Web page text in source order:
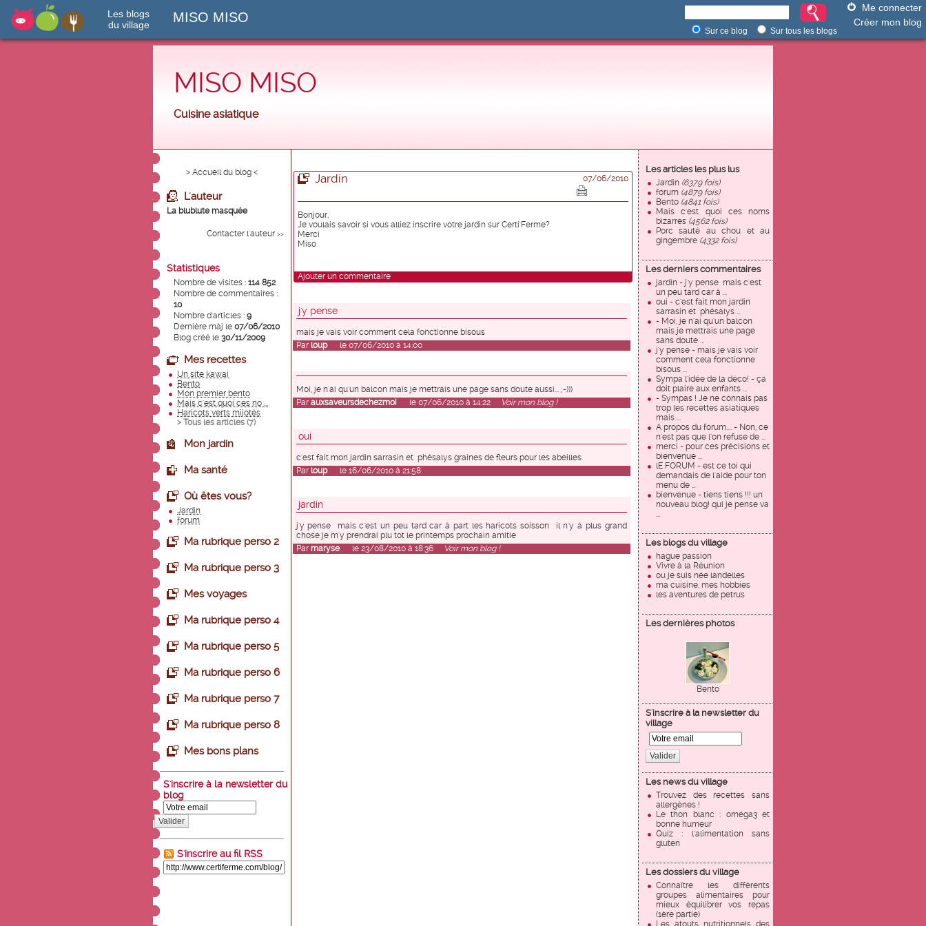
Les blogs
du village
MISO MISO
Me connecter
Créer mon blog
Sur ce blog Sur tous les blogs
MISO MISO
Cuisine asiatique
Les articles les plus lus
Jardin (6379 fois)
forum (4879 fois)
Bento (4841 fois)
Mais c'est quoi ces noms
bizarres (4562 fois)
Porc sauté au chou et au
gingembre (4332 fois)
Les derniers commentaires
jardin - j'y pense mais c'est
un peu tard car à ...
oui - c'est fait mon jardin
sarrasin et phésalys ...
- Moi, je n'ai qu'un balcon
mais je mettrais une page
sans doute ...
j'y pense - mais je vais voir
comment cela fonctionne
bisous ...
Sympa l'idée de la déco! - ça
doit plaire aux enfants ...
- Sympas ! Je ne connais pas
trop les recettes asiatiques
mais ...
A propos du forum.... - Non, ce
n'est pas que l'on refuse de ...
merci - pour ces précisions et
bienvenue ...
lE FORUM - est ce toi qui
demandais de l'aide pour ton
menu de ...
bienvenue - tiens tiens !!! un
nouveau blog! qui je pense va
...
Les blogs du village
hague passion
Vivre à la Réunion
ou je suis née landelles
ma cuisine, mes hobbies
les aventures de petrus
Les dernières photos
Bento
S'inscrire à la newsletter du
village
Valider
Les news du village
Trouvez des recettes sans
allergènes !
Le thon blanc : oméga3 et
bonne humeur
Quiz : l'alimentation sans
gluten
Les dossiers du village
Connaître les différents
groupes alimentaires pour
mieux équilibrer vos repas
(1ère partie)
Les atouts nutritionnels des
> Accueil du blog <
L'auteur
La blublute masquée
Contacter l'auteur >>
Statistiques
Nombre de visites : 114 852
Nombre de commentaires :
10
Nombre d'articles : 9
Dernière màj le 07/06/2010
Blog créé le 30/11/2009
Mes recettes
Un site kawai
Bento
Mon premier bento
Mais c'est quoi ces no ...
Haricots verts mijotés
> Tous les articles (7)
Mon jardin
Ma santé
Où êtes vous?
Jardin
forum
Ma rubrique perso 2
Ma rubrique perso 3
Mes voyages
Ma rubrique perso 4
Ma rubrique perso 5
Ma rubrique perso 6
Ma rubrique perso 7
Ma rubrique perso 8
Mes bons plans
S'inscrire à la newsletter du
blog
Valider
S'inscrire au fil RSS
Jardin 07/06/2010
Bonjour,
Je voulais savoir si vous alliez inscrire votre jardin sur Certi'Ferme?
Merci
Miso
Ajouter un commentaire
j'y pense
mais je vais voir comment cela fonctionne bisous
Par louple 07/06/2010 à 14:00
Moi, je n'ai qu'un balcon mais je mettrais une page sans doute aussi... ;-)))
Par auxsaveursdechezmoi le 07/06/2010 à 14:22 Voir mon blog !
oui
c'est fait mon jardin sarrasin et phésalys graines de fleurs pour les abeilles
Par louple 16/06/2010 à 21:58
jardin
j'y pense mais c'est un peu tard car à part les haricots soisson il n'y à plus grand
chose je m'y prendrai plu tot le printemps prochain amitie
Par marysele 23/08/2010 à 18:36 Voir mon blog !